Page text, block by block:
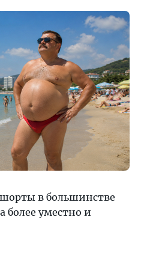
в большинстве
более уместно и